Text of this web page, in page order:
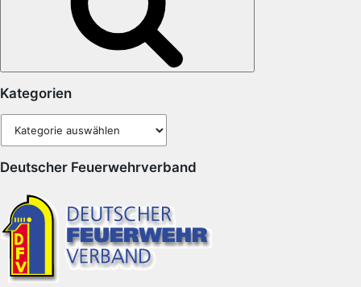
Kategorien
Deutscher Feuerwehrverband